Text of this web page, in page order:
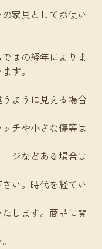
家具としてお使い
はの経年によりま
す。
ように見える場合
チや小さな傷等は
ジなどある場合は
い。時代を経てい
します。商品に関